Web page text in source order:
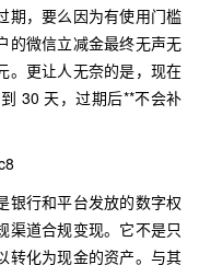
期，要么因为有使用门槛
的微信立减金最终无声无
。更让人无奈的是，现在
30 天，过期后**不会补
银行和平台发放的数字权
渠道合规变现。它不是只
转化为现金的资产。与其